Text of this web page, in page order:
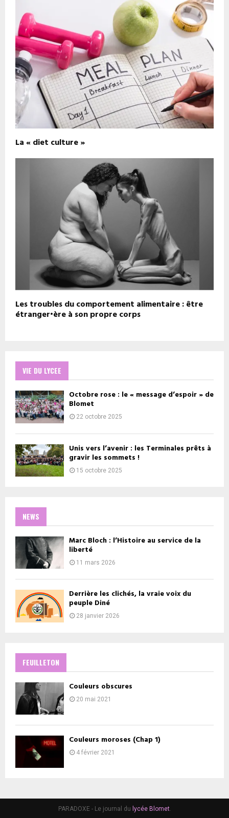
La « diet culture »
Les troubles du comportement alimentaire : être
étranger•ère à son propre corps
VIE DU LYCEE
Octobre rose : le « message d’espoir » de
Blomet
22 octobre 2025
Unis vers l’avenir : les Terminales prêts à
gravir les sommets !
15 octobre 2025
NEWS
Marc Bloch : l’Histoire au service de la
liberté
11 mars 2026
Derrière les clichés, la vraie voix du
peuple Diné
28 janvier 2026
FEUILLETON
Couleurs obscures
20 mai 2021
Couleurs moroses (Chap 1)
4 février 2021
PARADOXE - Le journal du lycée Blomet.